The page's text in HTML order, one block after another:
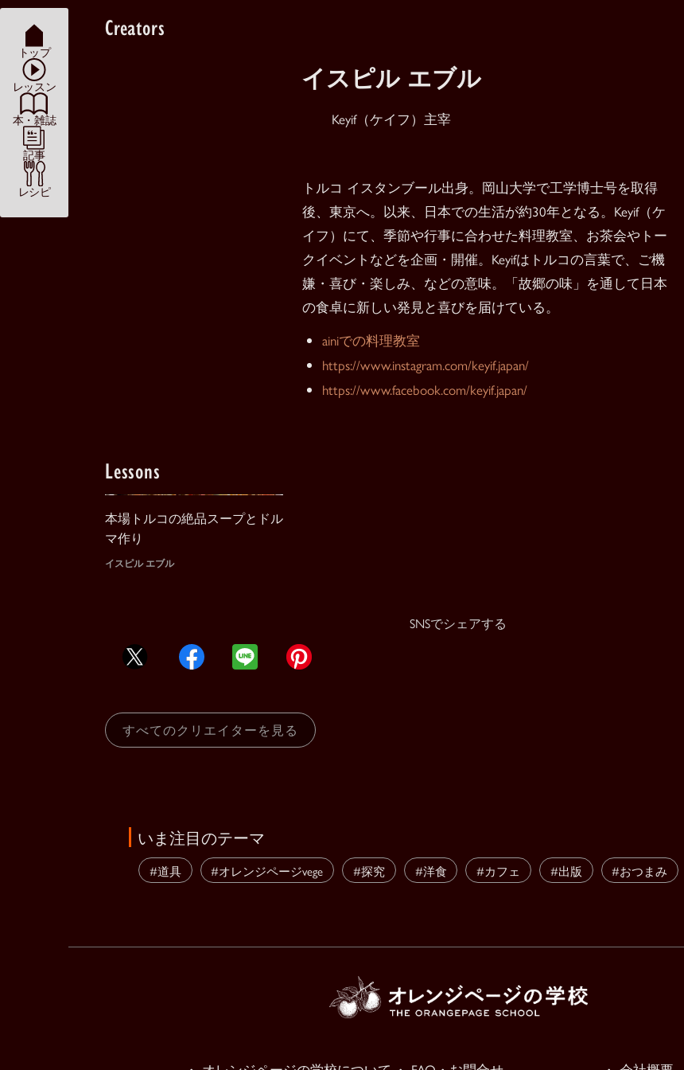
トップ
レッスン
本・雑誌
記事
レシピ
Creators
イスピル エブル
Keyif（ケイフ）主宰
トルコ イスタンブール出身。岡山大学で工学博士号を取得
後、東京へ。以来、日本での生活が約30年となる。Keyif（ケ
イフ）にて、季節や行事に合わせた料理教室、お茶会やトー
クイベントなどを企画・開催。Keyifはトルコの言葉で、ご機
嫌・喜び・楽しみ、などの意味。「故郷の味」を通して日本
の食卓に新しい発見と喜びを届けている。
ainiでの料理教室
https://www.instagram.com/keyif.japan/
https://www.facebook.com/keyif.japan/
Lessons
本場トルコの絶品スープとドル
マ作り
イスピル エブル
SNSでシェアする
すべてのクリエイターを見る
いま注目のテーマ
#道具 #オレンジページvege #探究 #洋食 #カフェ #出版 #おつまみ